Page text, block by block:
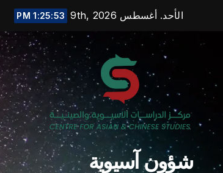
content
الأحد. أغسطس 9th, 2026 1:25:54 PM
شؤون آسيوية